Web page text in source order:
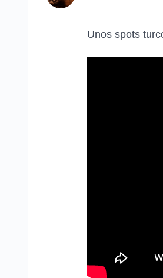
Unos spots